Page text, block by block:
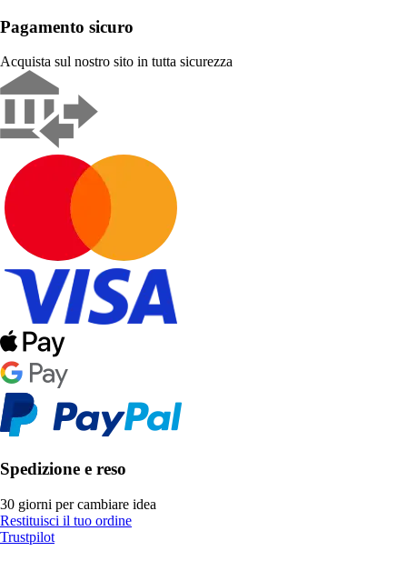
Pagamento sicuro
Acquista sul nostro sito in tutta sicurezza
Spedizione e reso
30 giorni per cambiare idea
Restituisci il tuo ordine
Trustpilot